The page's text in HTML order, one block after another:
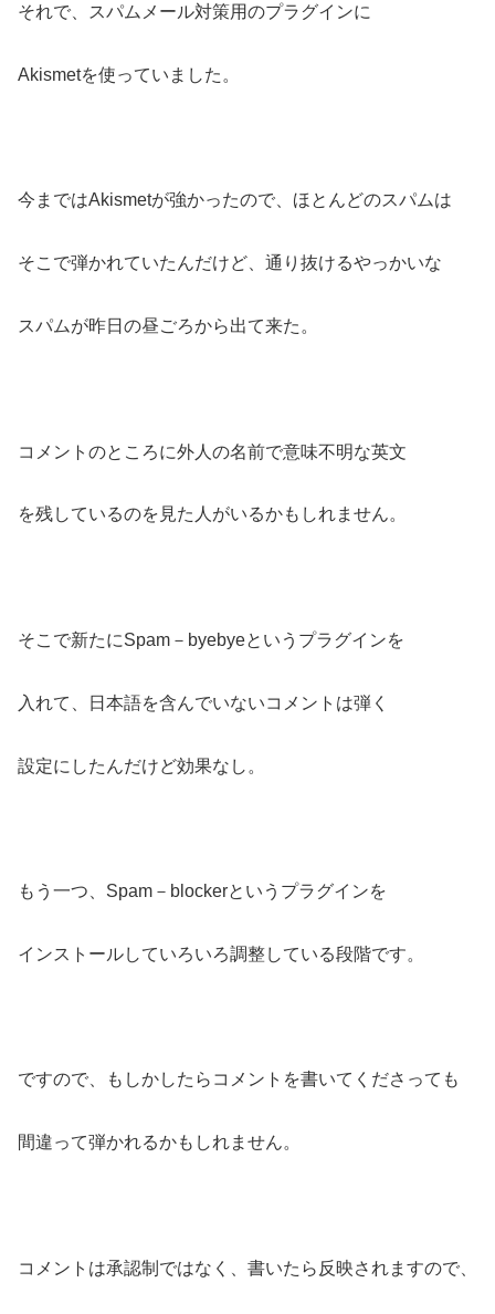
それで、スパムメール対策用のプラグインに
Akismetを使っていました。
今まではAkismetが強かったので、ほとんどのスパムは
そこで弾かれていたんだけど、通り抜けるやっかいな
スパムが昨日の昼ごろから出て来た。
コメントのところに外人の名前で意味不明な英文
を残しているのを見た人がいるかもしれません。
そこで新たにSpam－byebyeというプラグインを
入れて、日本語を含んでいないコメントは弾く
設定にしたんだけど効果なし。
もう一つ、Spam－blockerというプラグインを
インストールしていろいろ調整している段階です。
ですので、もしかしたらコメントを書いてくださっても
間違って弾かれるかもしれません。
コメントは承認制ではなく、書いたら反映されますので、